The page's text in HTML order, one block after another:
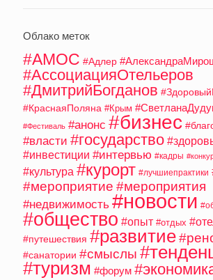
Облако меток
#АМОС #Адлер
#АссоциацияОтельеров
#ДмитрийБогданов
#КраснаяПоляна #Крым
#Фестиваль #анонс #бизнес
#власти #государство
#инвестиции #интервью #кадры
#культура #курорт #лучшиепрактики
#мероприятие #мероприятия
#недвижимость #новости
#общество #опыт #отдых
#путешествия #развитие
#санатории #смыслы
#туризм #форум